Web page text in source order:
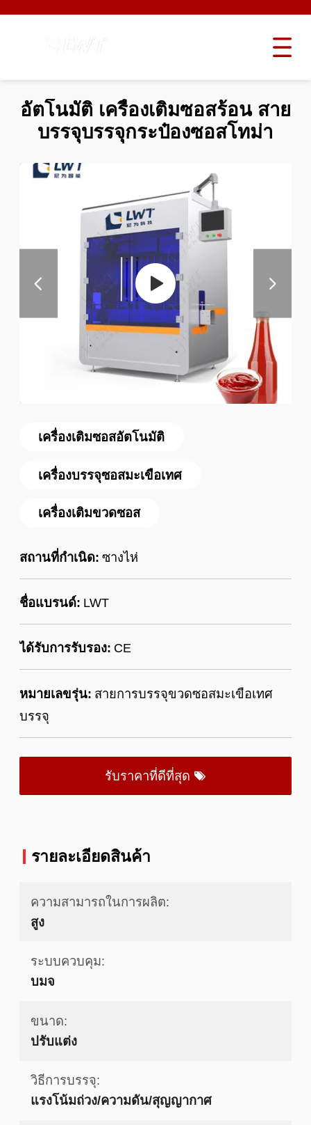
เครื่องเติมซอสอัตโนมัติ
เครื่องบรรจุซอสมะเขือเทศ
เครื่องเติมขวดซอส
สถานที่กำเนิด: ซางไห่
ชื่อแบรนด์: LWT
ได้รับการรับรอง: CE
หมายเลขรุ่น: สายการบรรจุขวดซอสมะเขือเทศ
บรรจุ
รับราคาที่ดีที่สุด
อัตโนมัติ เครื่องเติมซอสร้อน สาย
บรรจุบรรจุกระป๋องซอสโทม่า
รายละเอียดสินค้า
ความสามารถในการผลิต:
สูง
ระบบควบคุม:
บมจ
ขนาด:
ปรับแต่ง
วิธีการบรรจุ:
แรงโน้มถ่วง/ความดัน/สุญญากาศ